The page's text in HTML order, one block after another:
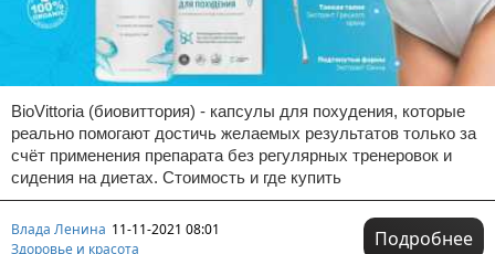
BioVittoria (биовиттория) - капсулы для похудения, которые
реально помогают достичь желаемых результатов только за
счёт применения препарата без регулярных тренеровок и
сидения на диетах. Стоимость и где купить
Влада Ленина 11-11-2021 08:01
Здоровье и красота
Подробнее